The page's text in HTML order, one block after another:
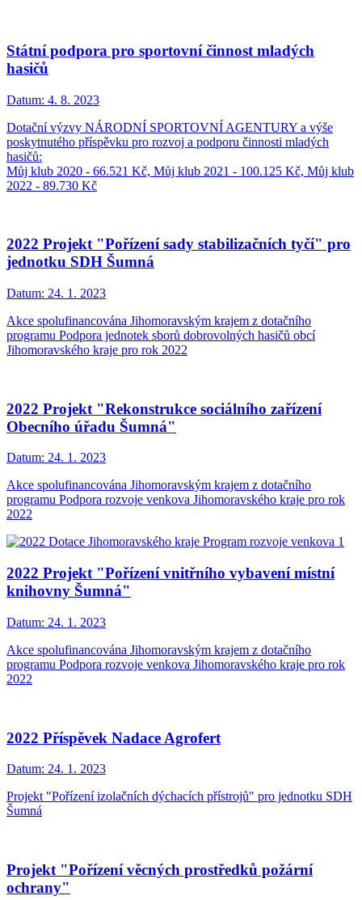
Státní podpora pro sportovní činnost mladých
hasičů
Datum: 4. 8. 2023
Dotační výzvy NÁRODNÍ SPORTOVNÍ AGENTURY a výše
poskytnutého příspěvku pro rozvoj a podporu činnosti mladých
hasičů:
Můj klub 2020 - 66.521 Kč, Můj klub 2021 - 100.125 Kč, Můj klub
2022 - 89.730 Kč
2022 Projekt "Pořízení sady stabilizačních tyčí" pro
jednotku SDH Šumná
Datum: 24. 1. 2023
Akce spolufinancována Jihomoravským krajem z dotačního
programu Podpora jednotek sborů dobrovolných hasičů obcí
Jihomoravského kraje pro rok 2022
2022 Projekt "Rekonstrukce sociálního zařízení
Obecního úřadu Šumná"
Datum: 24. 1. 2023
Akce spolufinancována Jihomoravským krajem z dotačního
programu Podpora rozvoje venkova Jihomoravského kraje pro rok
2022
2022 Projekt "Pořízení vnitřního vybavení místní
knihovny Šumná"
Datum: 24. 1. 2023
Akce spolufinancována Jihomoravským krajem z dotačního
programu Podpora rozvoje venkova Jihomoravského kraje pro rok
2022
2022 Příspěvek Nadace Agrofert
Datum: 24. 1. 2023
Projekt "Pořízení izolačních dýchacích přístrojů" pro jednotku SDH
Šumná
Projekt "Pořízení věcných prostředků požární
ochrany"